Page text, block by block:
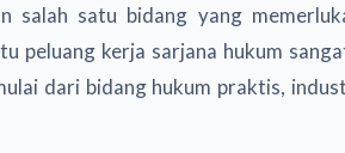
salah satu bidang yang
peluang kerja sarjana hukum
dari bidang hukum praktis,